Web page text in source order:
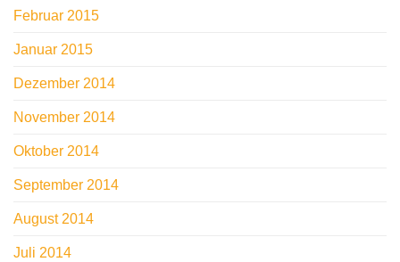
Februar 2015
Januar 2015
Dezember 2014
November 2014
Oktober 2014
September 2014
August 2014
Juli 2014